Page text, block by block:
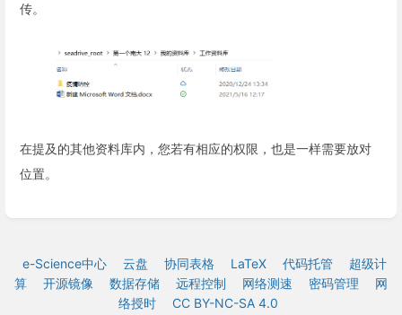
传。
在提及的其他资料库内，您若有相应的权限，也是一样需要放对
位置。
e-Science中心 云盘 协同表格 LaTeX 代码托管
超级计
算
开源镜像 数据存储 远程控制 网络测速 密码管理
网
络授时
CC BY-NC-SA 4.0